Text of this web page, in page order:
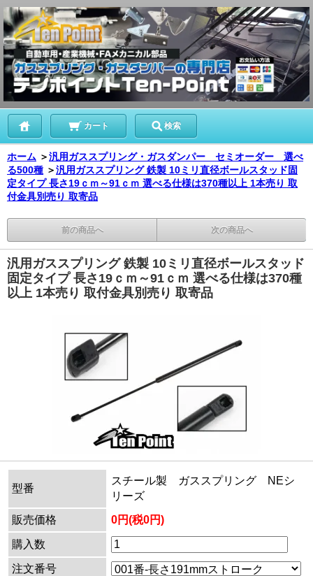
カート 検索
ホーム ＞汎用ガススプリング・ガスダンパー セミオーダー 選べ
る500種 ＞汎用ガススプリング 鉄製 10ミリ直径ボールスタッド固
定タイプ 長さ19ｃｍ～91ｃｍ 選べる仕様は370種以上 1本売り 取
付金具別売り 取寄品
前の商品へ 次の商品へ
汎用ガススプリング 鉄製 10ミリ直径ボールスタッド
固定タイプ 長さ19ｃｍ～91ｃｍ 選べる仕様は370種
以上 1本売り 取付金具別売り 取寄品
型番
スチール製 ガススプリング NEシ
リーズ
販売価格
0円(税0円)
購入数
注文番号